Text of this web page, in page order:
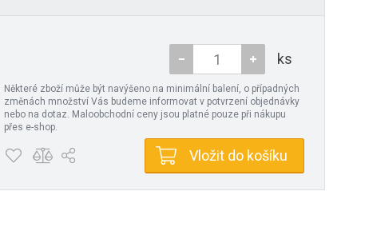
ks
Některé zboží může být navýšeno na minimální balení, o případných
změnách množství Vás budeme informovat v potvrzení objednávky
nebo na dotaz. Maloobchodní ceny jsou platné pouze při nákupu
přes e-shop.
Vložit do košíku